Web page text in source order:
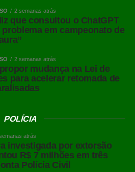
2 semanas atrás
que consultou o ChatGPT
problema em campeonato de
2 semanas atrás
mudança na Lei de
para acelerar retomada de
POLÍCIA
atrás
investigada por extorsão
R$ 7 milhões em três
Polícia Civil